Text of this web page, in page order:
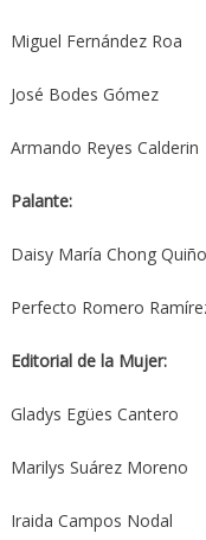
Miguel Fernández Roa
José Bodes Gómez
Armando Reyes Calderin
Palante:
Daisy María Chong
Perfecto Romero
Editorial de la Mujer:
Gladys Egües Cantero
Marilys Suárez Moreno
Iraida Campos Nodal